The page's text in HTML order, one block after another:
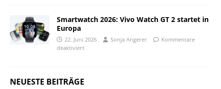
Smartwatch 2026: Vivo Watch GT 2 startet in
Europa
22. Juni 2026 Sonja Angerer
Kommentare
deaktiviert
NEUESTE BEITRÄGE